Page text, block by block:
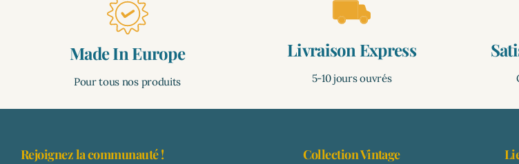
Made In Europe
Pour tous nos produits
Livraison Express
5-10 jours ouvrés
Rejoignez la communauté ! Collection Vintage